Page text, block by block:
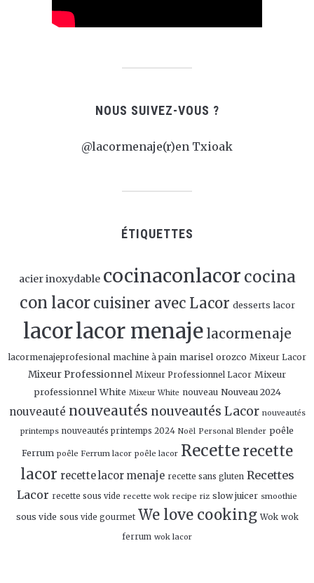
NOUS SUIVEZ-VOUS ?
@lacormenaje(r)en Txioak
ÉTIQUETTES
acier inoxydable cocinaconlacor cocina
con lacor cuisiner avec Lacor desserts lacor
lacorlacor menaje lacormenaje
lacormenajeprofesional machine à pain marisel orozco Mixeur Lacor
Mixeur Professionnel Mixeur Professionnel Lacor Mixeur
professionnel White Mixeur White nouveau Nouveau 2024
nouveauté nouveautés nouveautés Lacor nouveautés
printemps nouveautés printemps 2024 Noël Personal Blender poêle
Ferrum poêle Ferrum lacor poêle lacor Recette recette
lacor recette lacor menaje recette sans gluten Recettes
Lacor recette sous vide recette wok recipe riz slow juicer smoothie
sous vide sous vide gourmet We love cooking Wok wok
ferrum wok lacor